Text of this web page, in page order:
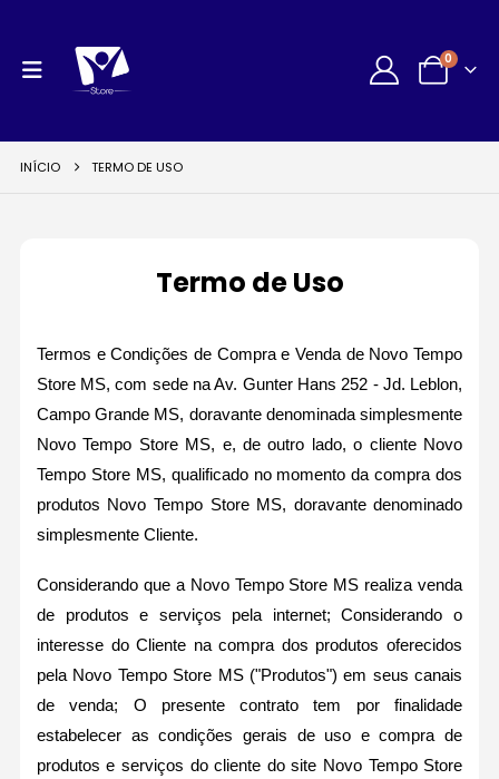
0
INÍCIO TERMO DE USO
Termo de Uso
Termos e Condições de Compra e Venda de Novo Tempo
Store MS, com sede na Av. Gunter Hans 252 - Jd. Leblon,
Campo Grande MS, doravante denominada simplesmente
Novo Tempo Store MS, e, de outro lado, o cliente Novo
Tempo Store MS, qualificado no momento da compra dos
produtos Novo Tempo Store MS, doravante denominado
simplesmente Cliente.
Considerando que a Novo Tempo Store MS realiza venda
de produtos e serviços pela internet; Considerando o
interesse do Cliente na compra dos produtos oferecidos
pela Novo Tempo Store MS ("Produtos") em seus canais
de venda; O presente contrato tem por finalidade
estabelecer as condições gerais de uso e compra de
produtos e serviços do cliente do site Novo Tempo Store